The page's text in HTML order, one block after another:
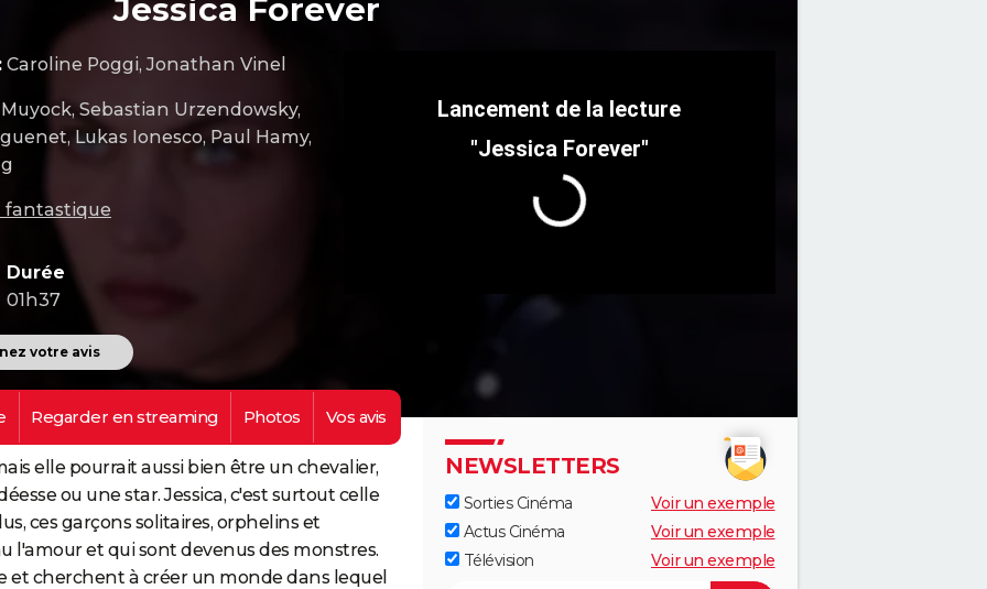
Jessica Forever
"Jessica Forever"
Caroline Poggi, Jonathan Vinel
Sebastian Urzendowsky,
Lukas Ionesco, Paul Hamy,
fantastique
Durée
01h37
votre avis
Regarder enstreaming Photos Vos avis
elle pourrait aussi bien être un chevalier,
ou une star. Jessica, c'est surtout celle
ces garçons solitaires, orphelins et
l'amour et qui sont devenus des monstres.
et cherchent à créer un monde dans lequel
NEWSLETTERS
Sorties Cinéma
Voir un exemple
Actus Cinéma
Voir un exemple
Télévision
Voir un exemple